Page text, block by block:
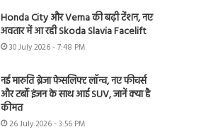
Honda City और Verna की बढ़ी टेंशन, नए
अवतार में आ रही Skoda Slavia Facelift
30 July 2026 - 7:48 PM
नई मारुति ब्रेजा फेसलिफ्ट लॉन्च, नए फीचर्स
और टर्बो इंजन के साथ आई SUV, जानें क्या है
कीमत
26 July 2026 - 3:56 PM